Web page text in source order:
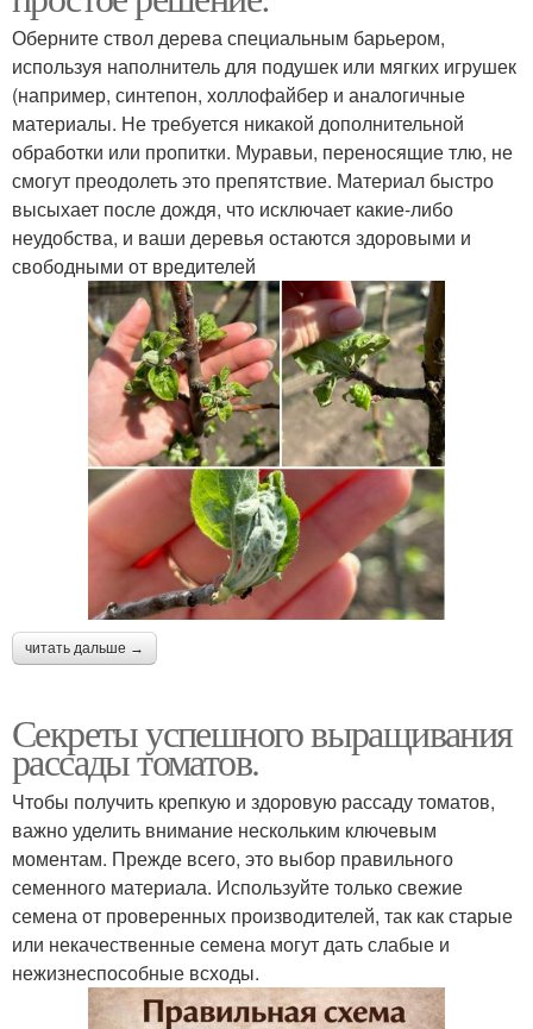
Оберните ствол дерева специальным барьером,
используя наполнитель для подушек или мягких игрушек
(например, синтепон, холлофайбер и аналогичные
материалы. Не требуется никакой дополнительной
обработки или пропитки. Муравьи, переносящие тлю, не
смогут преодолеть это препятствие. Материал быстро
высыхает после дождя, что исключает какие-либо
неудобства, и ваши деревья остаются здоровыми и
свободными от вредителей
читать дальше →
Секреты успешного выращивания
рассады томатов.
Чтобы получить крепкую и здоровую рассаду томатов,
важно уделить внимание нескольким ключевым
моментам. Прежде всего, это выбор правильного
семенного материала. Используйте только свежие
семена от проверенных производителей, так как старые
или некачественные семена могут дать слабые и
нежизнеспособные всходы.